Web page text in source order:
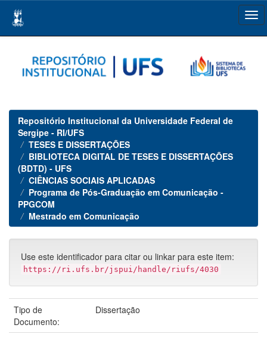
navigation
Repositório Institucional da Universidade Federal de
Sergipe - RI/UFS
TESES E DISSERTAÇÕES
BIBLIOTECA DIGITAL DE TESES E DISSERTAÇÕES
(BDTD) - UFS
CIÊNCIAS SOCIAIS APLICADAS
Programa de Pós-Graduação em Comunicação -
PPGCOM
Mestrado em Comunicação
Use este identificador para citar ou linkar para este item:
https://ri.ufs.br/jspui/handle/riufs/4030
Tipo de
Documento:
Dissertação